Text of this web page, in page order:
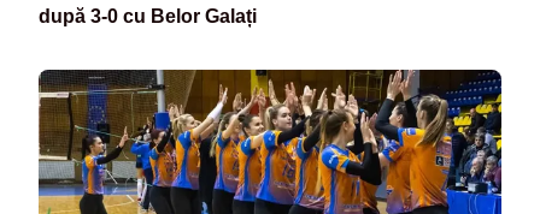
după 3-0 cu Belor Galați